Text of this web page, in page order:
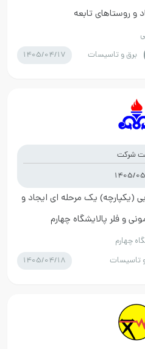
و روستاهای تابعه
برق و تاسیسات 1405/04/17
شرکت
1405/
(یکپارچه) یک مرحله ای ایجاد و
و فلر پالایشگاه چهارم
چهارم
تاسیسات 1405/04/18